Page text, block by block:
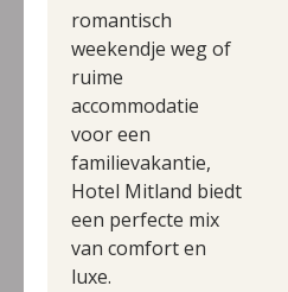
romantisch
weekendje weg of
ruime
accommodatie
voor een
familievakantie,
Hotel Mitland biedt
een perfecte mix
van comfort en
luxe.